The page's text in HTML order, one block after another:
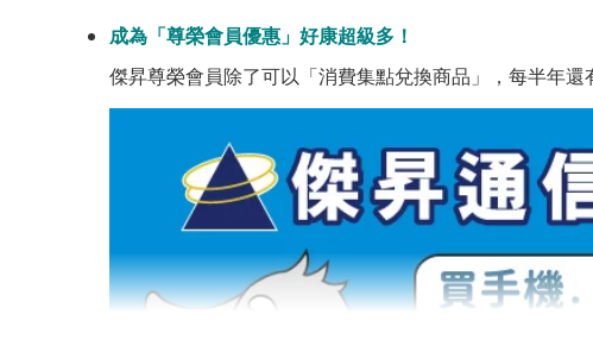
成為「尊榮會員優惠」好康超級多！
傑昇尊榮會員除了可以「消費集點兌換商品」，每半年